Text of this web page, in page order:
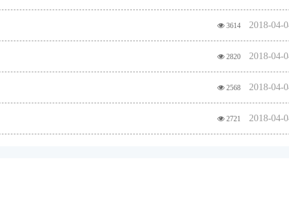
3614 2018-04-
2820 2018-04-
2568 2018-04-
2721 2018-04-